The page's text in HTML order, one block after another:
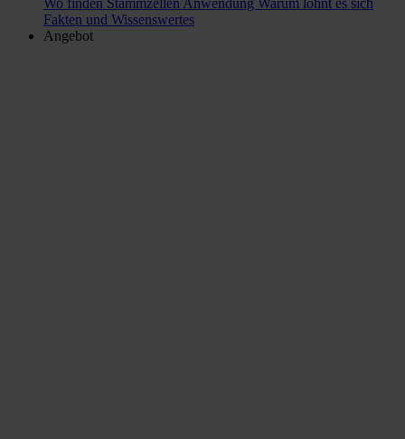
Fakten und Wissenswertes
Angebot